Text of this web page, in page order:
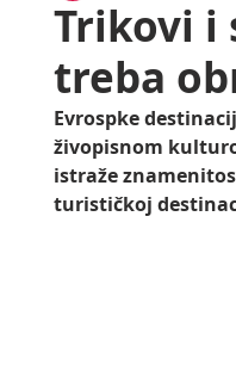
Trikovi i
treba
Evrospke
živopisnom
istraže
turističkoj